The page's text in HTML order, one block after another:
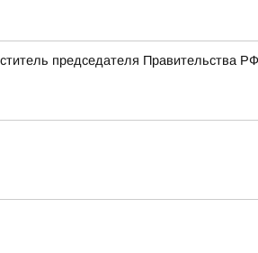
председателя Правительства